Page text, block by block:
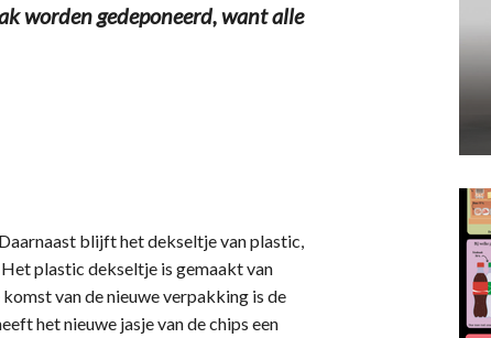
worden gedeponeerd, want alle
blijft het dekseltje van plastic,
plastic dekseltje is gemaakt van
van de nieuwe verpakking is de
het nieuwe jasje van de chips een